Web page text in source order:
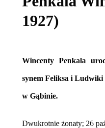
1927)
Wincenty Penkala
synem Feliksa i
w Gąbinie.
Dwukrotnie żonaty; 26